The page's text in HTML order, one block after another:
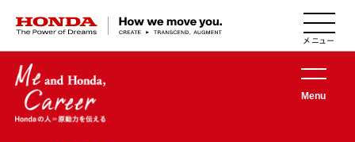
HONDA The Power of Dreams
Menu